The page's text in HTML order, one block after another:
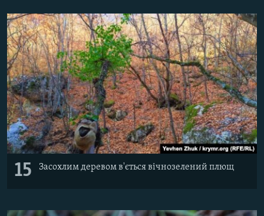
15 Засохлим деревом в'ється вічнозелений плющ